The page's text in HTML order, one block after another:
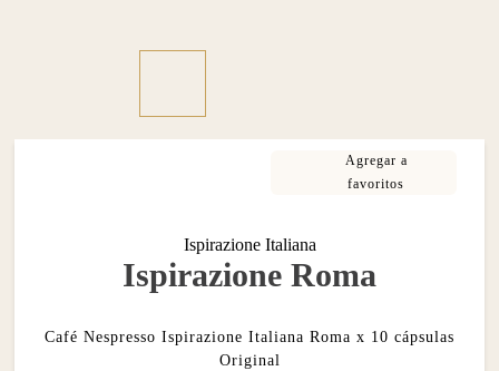
Ispirazione Italiana
Ispirazione Roma
Café Nespresso Ispirazione Italiana Roma x 10 cápsulas
Original